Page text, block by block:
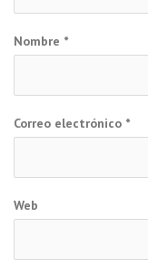
Nombre *
Correo electrónico *
Web